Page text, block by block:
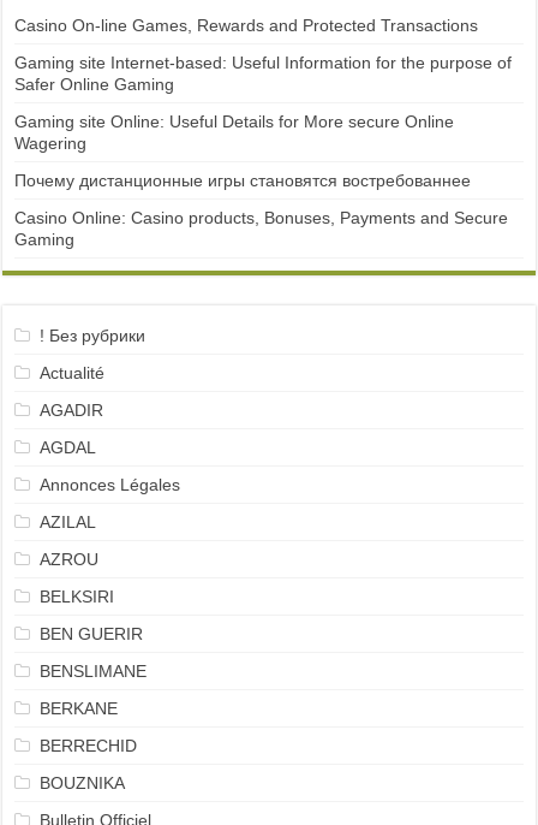
Casino On-line Games, Rewards and Protected Transactions
Gaming site Internet-based: Useful Information for the purpose of
Safer Online Gaming
Gaming site Online: Useful Details for More secure Online
Wagering
Почему дистанционные игры становятся востребованнее
Casino Online: Casino products, Bonuses, Payments and Secure
Gaming
! Без рубрики
Actualité
AGADIR
AGDAL
Annonces Légales
AZILAL
AZROU
BELKSIRI
BEN GUERIR
BENSLIMANE
BERKANE
BERRECHID
BOUZNIKA
Bulletin Officiel